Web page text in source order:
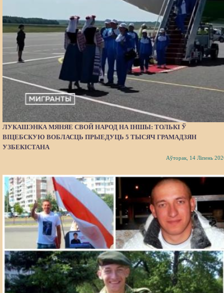
ЛУКАШЭНКА МЯНЯЕ СВОЙ НАРОД НА ІНШЫ: ТОЛЬКІ Ў
ВІЦЕБСКУЮ ВОБЛАСЦЬ ПРЫЕДУЦЬ 5 ТЫСЯЧ ГРАМАДЗЯН
УЗБЕКІСТАНА
Аўторак, 14 Ліпень